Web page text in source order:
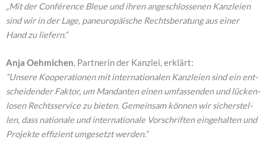
„Mit der Con­fé­rence Bleue und ihren ange­schlos­se­nen Kanz­lei­en
sind wir in der Lage, pan­eu­ro­päi­sche Rechts­be­ra­tung aus einer
Hand zu lie­fern.“
Anja Oeh­mi­chen, Part­ne­rin der Kanz­lei, erklärt:
“Unse­re Koope­ra­tio­nen mit inter­na­tio­na­len Kanz­lei­en sind ein ent­
schei­den­der Fak­tor, um Man­dan­ten einen umfas­sen­den und lücken­
lo­sen Rechts­ser­vice zu bie­ten. Gemein­sam kön­nen wir sicher­stel­
len, dass natio­na­le und inter­na­tio­na­le Vor­schrif­ten ein­ge­hal­ten und
Pro­jek­te effi­zi­ent umge­setzt wer­den.”